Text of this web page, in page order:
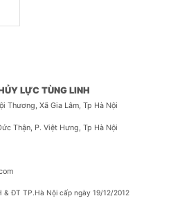
LỰC TÙNG LINH
Thương, Xã Gia Lâm, Tp Hà Nội
Thận, P. Việt Hưng, Tp Hà Nội
& ĐT TP.Hà Nội cấp ngày 19/12/2012